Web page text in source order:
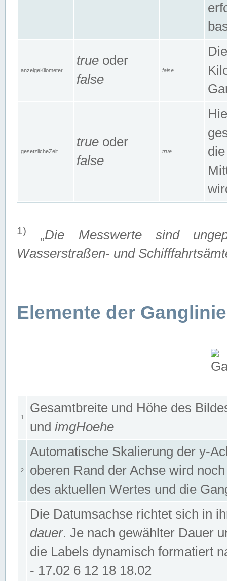
anzeigeKilometer
true oder
false
false
gesetzlicheZeit
true oder
false
true
1) „Die Messwerte sind
Wasserstraßen- und
Elemente der
1
Gesamtbreite und Höhe des
und imgHoehe
2
Automatische Skalierung der y-
oberen Rand der Achse wird
des aktuellen Wertes und die
Die Datumsachse richtet sich in
dauer. Je nach gewählter Dauer
die Labels dynamisch formatiert
- 17.02 6 12 18 18.02